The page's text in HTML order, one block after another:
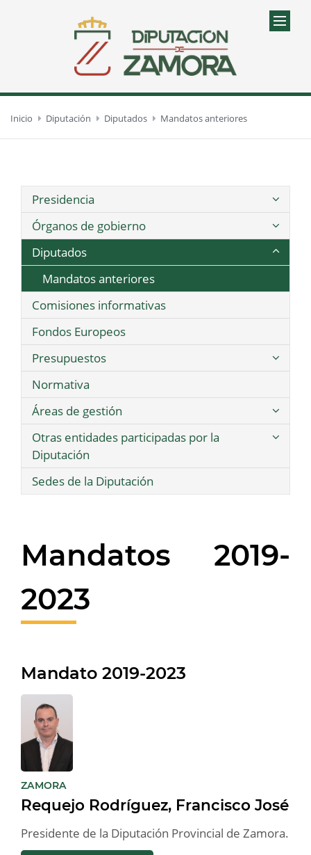
Inicio Diputación Diputados Mandatos anteriores
Presidencia
Órganos de gobierno
Diputados
Mandatos anteriores
Comisiones informativas
Fondos Europeos
Presupuestos
Normativa
Áreas de gestión
Otras entidades participadas por la
Diputación
Sedes de la Diputación
Mandatos 2019-
2023
Mandato 2019-2023
ZAMORA
Requejo Rodríguez, Francisco José
Presidente de la Diputación Provincial de Zamora.